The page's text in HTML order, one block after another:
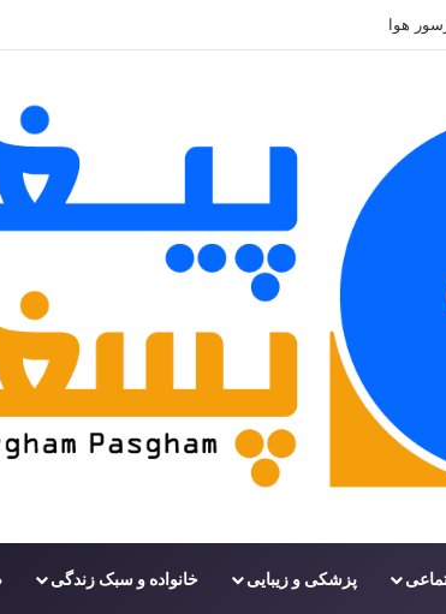
هوا
پزشکی و زیبایی خانواده و سبک زندگی